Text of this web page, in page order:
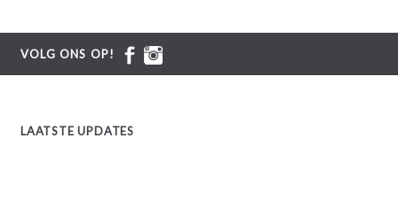
VOLG ONS OP!
LAATSTE UPDATES